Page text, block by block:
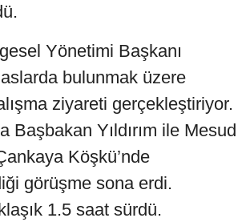
Yönetimi Başkanı
bulunmak üzere
ziyareti gerçekleştiriyor.
Başbakan Yıldırım ile Mesud
Köşkü’nde
görüşme sona erdi.
1.5 saat sürdü.